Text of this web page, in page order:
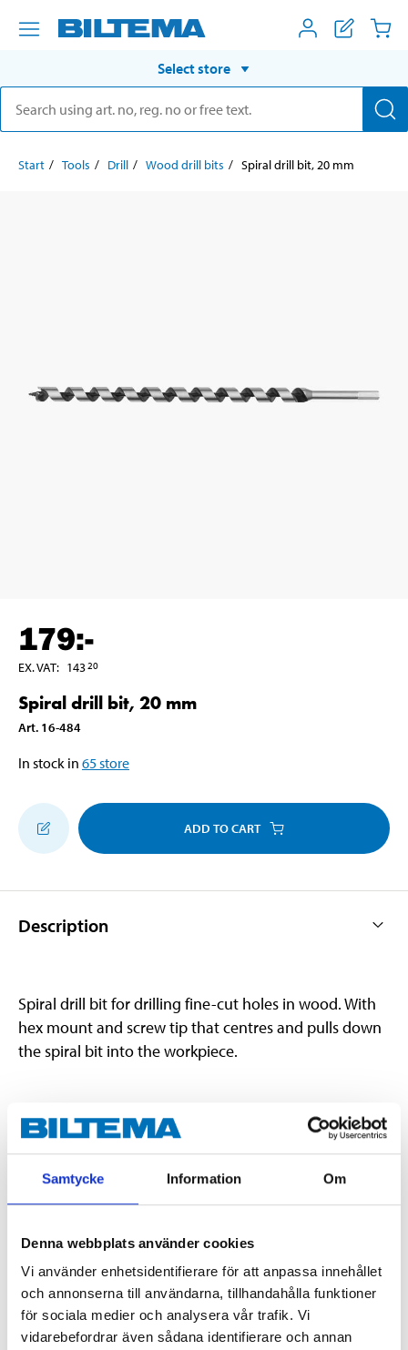
Samtycke Information Om
Denna webbplats använder cookies
Vi använder enhetsidentifierare för att anpassa innehållet
och annonserna till användarna, tillhandahålla funktioner
för sociala medier och analysera vår trafik. Vi
vidarebefordrar även sådana identifierare och annan
Select store
Start Tools Drill Wood drill bits Spiral drill bit, 20 mm
179:-
EX. VAT: 14320
Spiral drill bit, 20 mm
Art. 16-484
In stock in 65store
ADD TO CART
Description
Spiral drill bit for drilling fine-cut holes in wood. With
hex mount and screw tip that centres and pulls down
the spiral bit into the workpiece.
Technical specifications
Material
Carbon steel
Diameter
20 mm
Total length
460 mm
Coil length
385 mm
Length
38 mm (hex mount)